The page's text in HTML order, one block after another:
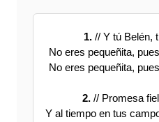
1. // Y tú Belén,
No eres pequeñita,
No eres pequeñita,
2.// Promesa
Y al tiempo en tus